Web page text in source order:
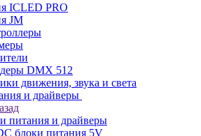
ICLED PRO
JM
DMX 512
движения, звука и света
и драйверы
питания и драйверы
блоки питания 5V